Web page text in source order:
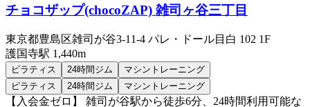
チョコザップ(chocoZAP) 雑司ヶ谷三丁目
東京都豊島区雑司が谷3-11-4 パレ・ドール目白 102 1F
護国寺駅 1,440m
ピラティス 24時間ジム
マシントレーニング
ピラティス
24時間ジム マシントレーニング
【入会金ゼロ】 雑司が谷駅から徒歩6分、24時間利用可能な